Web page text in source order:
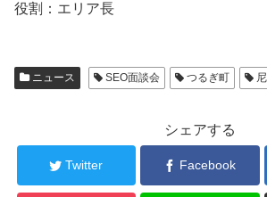
役割：エリア長
ニュース SEO面談会 つるぎ町
シェアする
Twitter Facebook